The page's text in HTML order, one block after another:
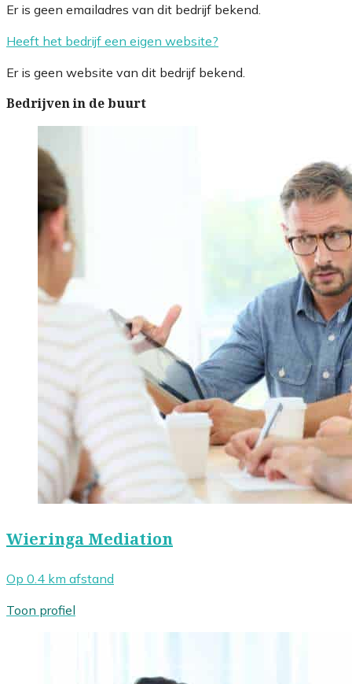
Er is geen emailadres van dit bedrijf bekend.
Heeft het bedrijf een eigen website?
Er is geen website van dit bedrijf bekend.
Bedrijven in de buurt
Wieringa Mediation
Op 0.4 km afstand
Toon profiel